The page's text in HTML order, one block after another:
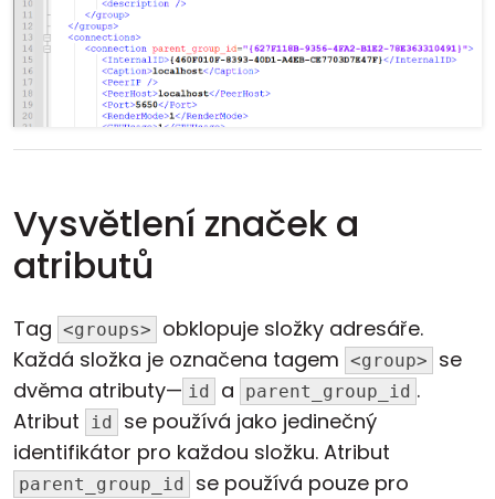
Vysvětlení značek a
atributů
Tag <groups>
obklopuje složky adresáře.
Každá složka je označena tagem <group>
se
dvěma atributy— id a parent_group_id .
Atribut
id
se používá jako jedinečný
identifikátor pro každou složku. Atribut
parent_group_id
se používá pouze pro